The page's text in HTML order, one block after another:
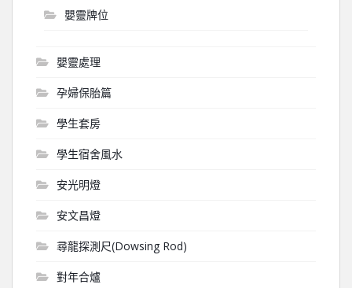
嬰靈牌位
嬰靈處理
孕婦保胎篇
學生套房
學生宿舍風水
安光明燈
安文昌燈
尋龍探測尺(Dowsing Rod)
對年合爐